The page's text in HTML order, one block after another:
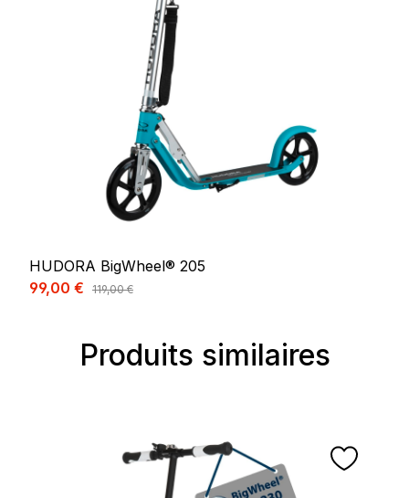
HUDORA BigWheel® 205
Prix de vente :
99,00 € Prix régulier :
119,00 €
Ignorer la galerie de produits
Produits similaires